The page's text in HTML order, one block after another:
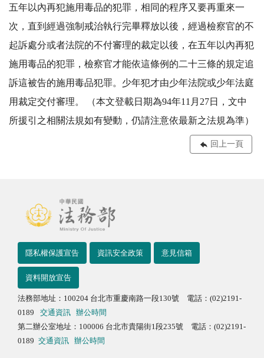
五年以內再犯施用毒品的犯罪，相同的程序又要再重來一
次，直到經過強制戒治執行完畢釋放以後，經過檢察官的不
起訴處分或者法院的不付審理的裁定以後，在五年以內再犯
施用毒品的犯罪，檢察官才能依這條例的二十三條的規定追
訴這被告的施用毒品犯罪。少年犯才由少年法院或少年法庭
用裁定交付審理。 （本文登載日期為94年11月27日，文中
所援引之相關法規如有變動，仍請注意依最新之法規為準）
回上一頁
隱私權保護宣告 資訊安全政策 意見信箱
資料開放宣告
法務部地址：100204 台北市重慶南路一段130號 電話：(02)2191-
0189
交通資訊
辦公時間
第二辦公室地址：100006 台北市貴陽街1段235號 電話：(02)2191-
0189 交通資訊 辦公時間